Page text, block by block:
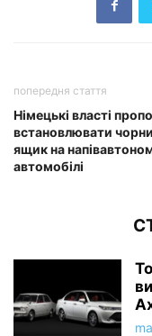
попередня стаття
Німецькі власті
встановлювати
ящик на
автомобілі